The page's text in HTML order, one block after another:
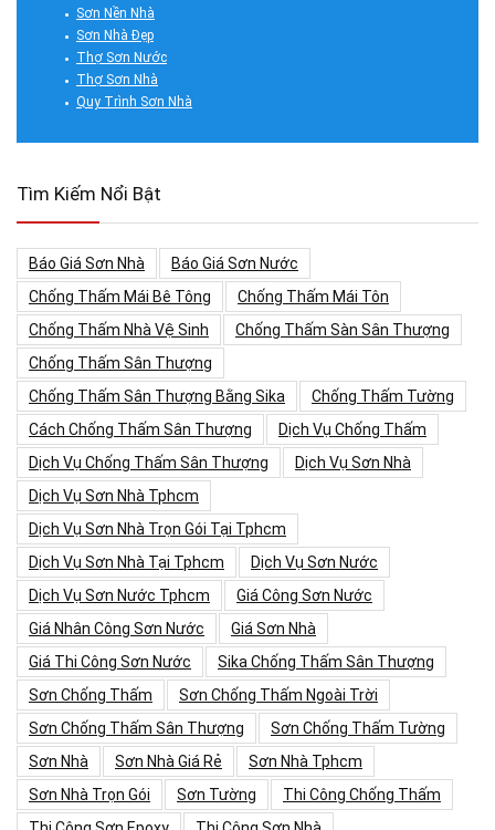
Sơn Nền Nhà
Sơn Nhà Đẹp
Thợ Sơn Nước
Thợ Sơn Nhà
Quy Trình Sơn Nhà
Tìm Kiếm Nổi Bật
Báo Giá Sơn Nhà
Báo Giá Sơn Nước
Chống Thấm Mái Bê Tông
Chống Thấm Mái Tôn
Chống Thấm Nhà Vệ Sinh
Chống Thấm Sàn Sân Thượng
Chống Thấm Sân Thượng
Chống Thấm Sân Thượng Bằng Sika
Chống Thấm Tường
Cách Chống Thấm Sân Thượng
Dịch Vụ Chống Thấm
Dịch Vụ Chống Thấm Sân Thượng
Dịch Vụ Sơn Nhà
Dịch Vụ Sơn Nhà Tphcm
Dịch Vụ Sơn Nhà Trọn Gói Tại Tphcm
Dịch Vụ Sơn Nhà Tại Tphcm
Dịch Vụ Sơn Nước
Dịch Vụ Sơn Nước Tphcm
Giá Công Sơn Nước
Giá Nhân Công Sơn Nước
Giá Sơn Nhà
Giá Thi Công Sơn Nước
Sika Chống Thấm Sân Thượng
Sơn Chống Thấm
Sơn Chống Thấm Ngoài Trời
Sơn Chống Thấm Sân Thượng
Sơn Chống Thấm Tường
Sơn Nhà
Sơn Nhà Giá Rẻ
Sơn Nhà Tphcm
Sơn Nhà Trọn Gói
Sơn Tường
Thi Công Chống Thấm